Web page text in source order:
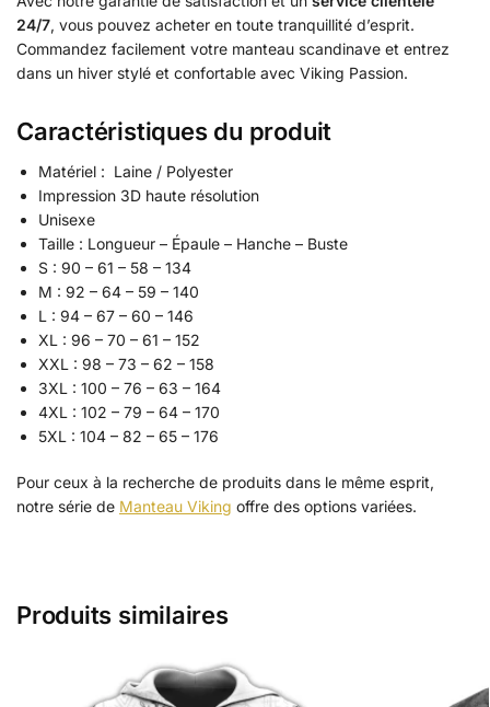
24/7, vous pouvez acheter en toute tranquillité d’esprit.
Commandez facilement votre manteau scandinave et entrez
dans un hiver stylé et confortable avec Viking Passion.
Caractéristiques du produit
Matériel : Laine / Polyester
Impression 3D haute résolution
Unisexe
Taille : Longueur – Épaule – Hanche – Buste
S : 90 – 61 – 58 – 134
M : 92 – 64 – 59 – 140
L : 94 – 67 – 60 – 146
XL : 96 – 70 – 61 – 152
XXL : 98 – 73 – 62 – 158
3XL : 100 – 76 – 63 – 164
4XL : 102 – 79 – 64 – 170
5XL : 104 – 82 – 65 – 176
Pour ceux à la recherche de produits dans le même esprit,
notre série de Manteau Viking offre des options variées.
Produits similaires